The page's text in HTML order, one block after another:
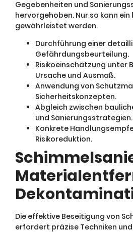
Gegebenheiten und
hervorgehoben. Nur so kann
gewährleistet werden.
Durchführung einer
Gefährdungsbeurteilung.
Risikoeinschätzung unter
Ursache und Ausmaß.
Anwendung von
Sicherheitskonzepten.
Abgleich zwischen
und Sanierungsstrategien.
Konkrete
Risikoreduktion.
Die effektive Beseitigung von
erfordert präzise Techniken